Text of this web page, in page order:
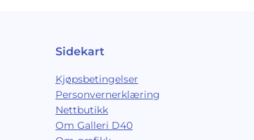
Sidekart
Kjøpsbetingelser
Personvernerklæring
Nettbutikk
Om Galleri D40